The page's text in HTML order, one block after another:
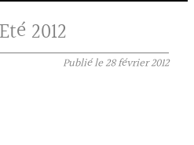
2012
Publié le28 février 2012